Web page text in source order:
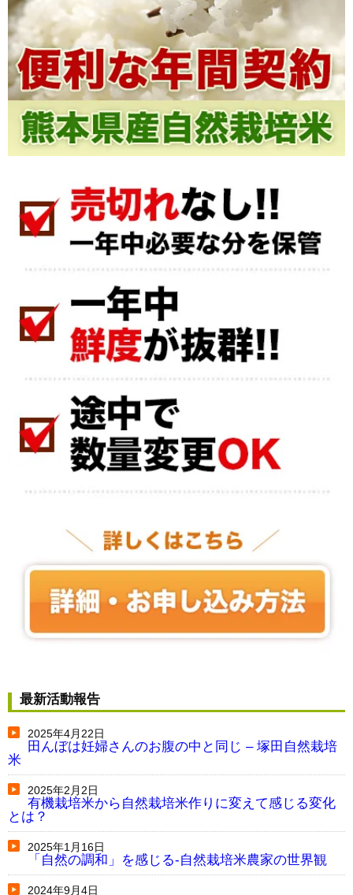
最新活動報告
2025年4月22日
田んぼは妊婦さんのお腹の中と同じ – 塚田自然栽培
米
2025年2月2日
有機栽培米から自然栽培米作りに変えて感じる変化
とは？
2025年1月16日
「自然の調和」を感じる-自然栽培米農家の世界観
2024年9月4日